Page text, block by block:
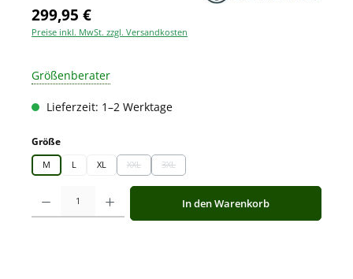
299,95 €
Preise inkl. MwSt. zzgl. Versandkosten
Größenberater
Lieferzeit: 1–2 Werktage
Größeauswählen
M L XL XXL
(Diese Option ist zurzeit nicht verfügbar.)
3XL
(Diese Option ist zurzeit nicht verfügbar.)
Produkt Anzahl: Gib den gewünschten Wert ein oder benutze die
In den Warenkorb